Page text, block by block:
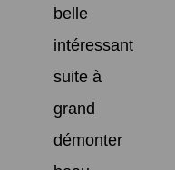
belle
intéressant
suite à
grand
démonter